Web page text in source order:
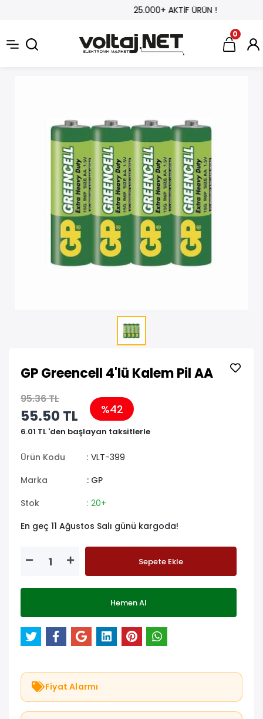
25.000+ AKTİF ÜRÜN !
0
GP Greencell 4'lü Kalem Pil AA
95.36 TL
55.50 TL %42
6.01 TL 'den başlayan taksitlerle
Ürün Kodu
: VLT-399
Marka
: GP
Stok
: 20+
En geç 11 Ağustos Salı günü kargoda!
Sepete Ekle
Hemen Al
Fiyat Alarmı